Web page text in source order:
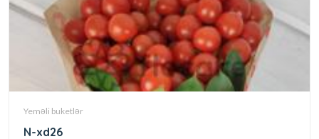
Yeməli buketlər
N-xd26